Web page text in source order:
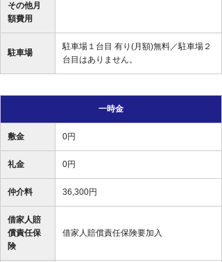
その他月
額費用
駐車場
駐車場１台目 有り(月額)無料／駐車場２
台目はありません。
一時金
敷金 0円
礼金 0円
仲介料 36,300円
借家人賠
償責任保
険
借家人賠償責任保険要加入